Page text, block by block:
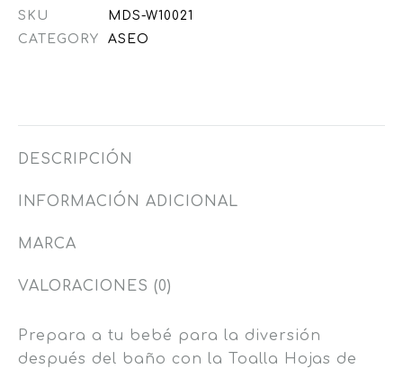
SKU
MDS-W10021
CATEGORY
ASEO
DESCRIPCIÓN
INFORMACIÓN ADICIONAL
MARCA
VALORACIONES (0)
Prepara a tu bebé para la diversión
después del baño con la Toalla Hojas de